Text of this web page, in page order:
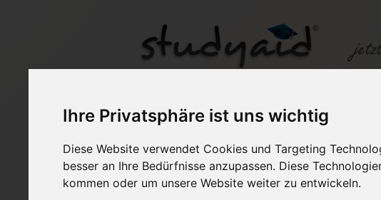
Ihre Privatsphäre ist uns wichtig
Diese Website verwendet Cookies und Targeting
besser an Ihre Bedürfnisse anzupassen. Diese
kommen oder um unsere Website weiter zu entwickeln.
LOGS03
Auf StudyAid.de verkaufen